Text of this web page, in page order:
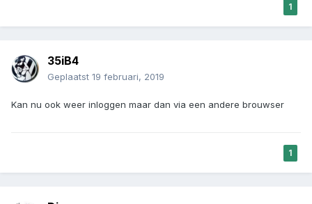
1
35iB4
Geplaatst 19 februari, 2019
Kan nu ook weer inloggen maar dan via een andere brouwser
1